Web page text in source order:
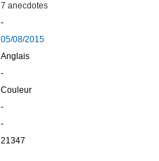
7 anecdotes
-
05/08/2015
Anglais
-
Couleur
-
-
21347